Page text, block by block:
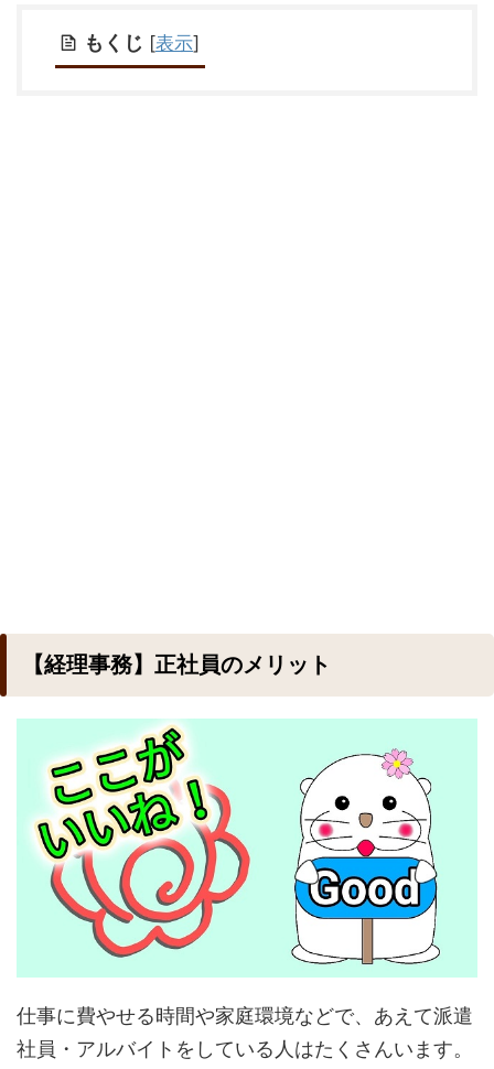
もくじ [表示]
【経理事務】正社員のメリット
仕事に費やせる時間や家庭環境などで、あえて派遣
社員・アルバイトをしている人はたくさんいます。